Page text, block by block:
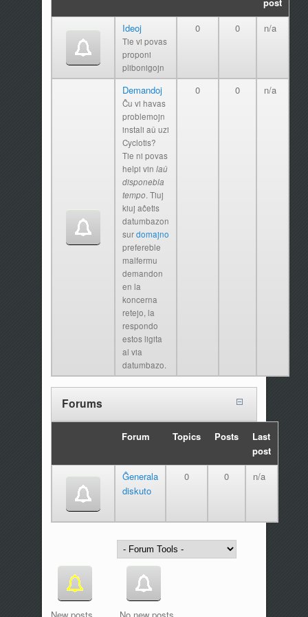
Ideoj
Tie vi povas
proponi
plibonigojn
0 0 n/a
Demandoj
Ĉu vi havas
problemojn
instali aǔ uzi
Cyclotis?
Tie ni povas
helpi vin laǔ
disponebla
tempo. Tiuj
kiuj aĉetis
datumbazon
surdomajno
prefereble
malfermu
demandon
en la
koncerna
retejo, la
respondo
estos ligita
al via
datumbazo.
0 0 n/a
Forums
Forum Topics Posts
Last
post
Ĝenerala
diskuto
0 0 n/a
New posts No new posts